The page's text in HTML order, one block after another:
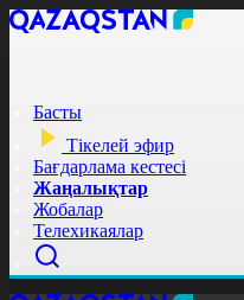
Басты
Тікелей эфир
Бағдарлама кестесі
Жаңалықтар
Жобалар
Телехикаялар